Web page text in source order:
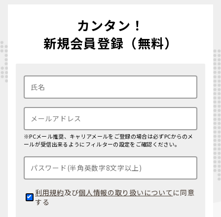
カンタン！
新規会員登録（無料）
※PCメール推奨、キャリアメールをご登録の場合は必ずPCからのメ
ールが受信出来るようにフィルターの設定をご確認ください。
利用規約及び個人情報の取り扱いについて に同意
する